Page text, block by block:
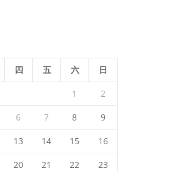
四 五 六 日
1 2
6 7 8 9
13 14 15 16
20 21 22 23